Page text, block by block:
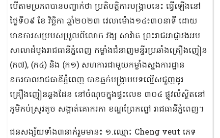
បើតាមប្រភពបានបញ្ជាក់ថា ប្រតិបត្តិការបង្ក្រាបនេះ ធ្វើឡើងនៅ
ថ្ងៃទី០៩ ខែ វិច្ឆិកា ឆ្នាំ២០២៣ វេលាម៉ោង១៤៖៣០នាទី ដោយ
មានការសម្របសម្រួលពីលោក វង្ស សាវ៉ាត ព្រះរាជអាជ្ញារងអម
សាលាដំបូងរាជធានីភ្នំពេញ កម្លាំងជំនាញមន្ទីរប្រឆាំងគ្រឿងញៀន
(ក៧), (ក៤) និង (ក១) សហការជាមួយកម្លាំងស្នងការដ្ឋាន
នគរបាលរាជធានីភ្នំពេញ បានឆ្មក់បង្ក្រាបបទល្មើសជួញដូរ
គ្រឿងញៀនឆ្លងដែន នៅចំណុចក្នុងផ្ទះលេខ ៣០៤ ផ្លូវលំស្ថិតនៅ
ភូមិកប់ស្រូវតូច សង្កាត់គោករកា ខណ្ឌព្រែកព្នៅ រាជធានីភ្នំពេញ។
ជនសង្ស័យទាំង៣នាក់រួមមាន៖ ១.ឈ្មោះ Cheng veut ភេទ